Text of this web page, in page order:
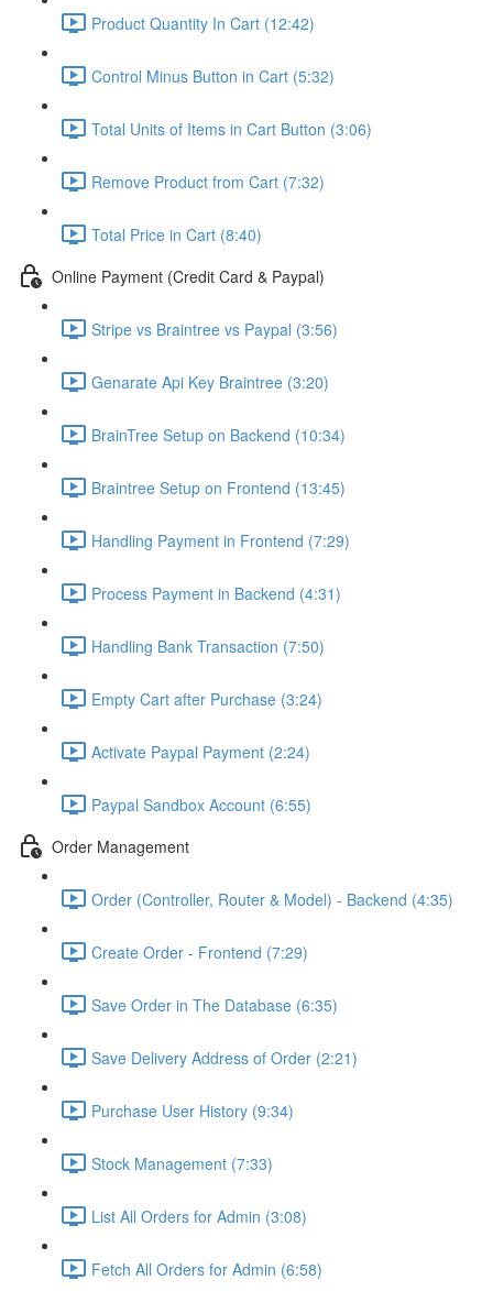
Product Quantity In Cart (12:42)
Control Minus Button in Cart (5:32)
Total Units of Items in Cart Button (3:06)
Remove Product from Cart (7:32)
Total Price in Cart (8:40)
Online Payment (Credit Card & Paypal)
Stripe vs Braintree vs Paypal (3:56)
Genarate Api Key Braintree (3:20)
BrainTree Setup on Backend (10:34)
Braintree Setup on Frontend (13:45)
Handling Payment in Frontend (7:29)
Process Payment in Backend (4:31)
Handling Bank Transaction (7:50)
Empty Cart after Purchase (3:24)
Activate Paypal Payment (2:24)
Paypal Sandbox Account (6:55)
Order Management
Order (Controller, Router & Model) - Backend (4:35)
Create Order - Frontend (7:29)
Save Order in The Database (6:35)
Save Delivery Address of Order (2:21)
Purchase User History (9:34)
Stock Management (7:33)
List All Orders for Admin (3:08)
Fetch All Orders for Admin (6:58)